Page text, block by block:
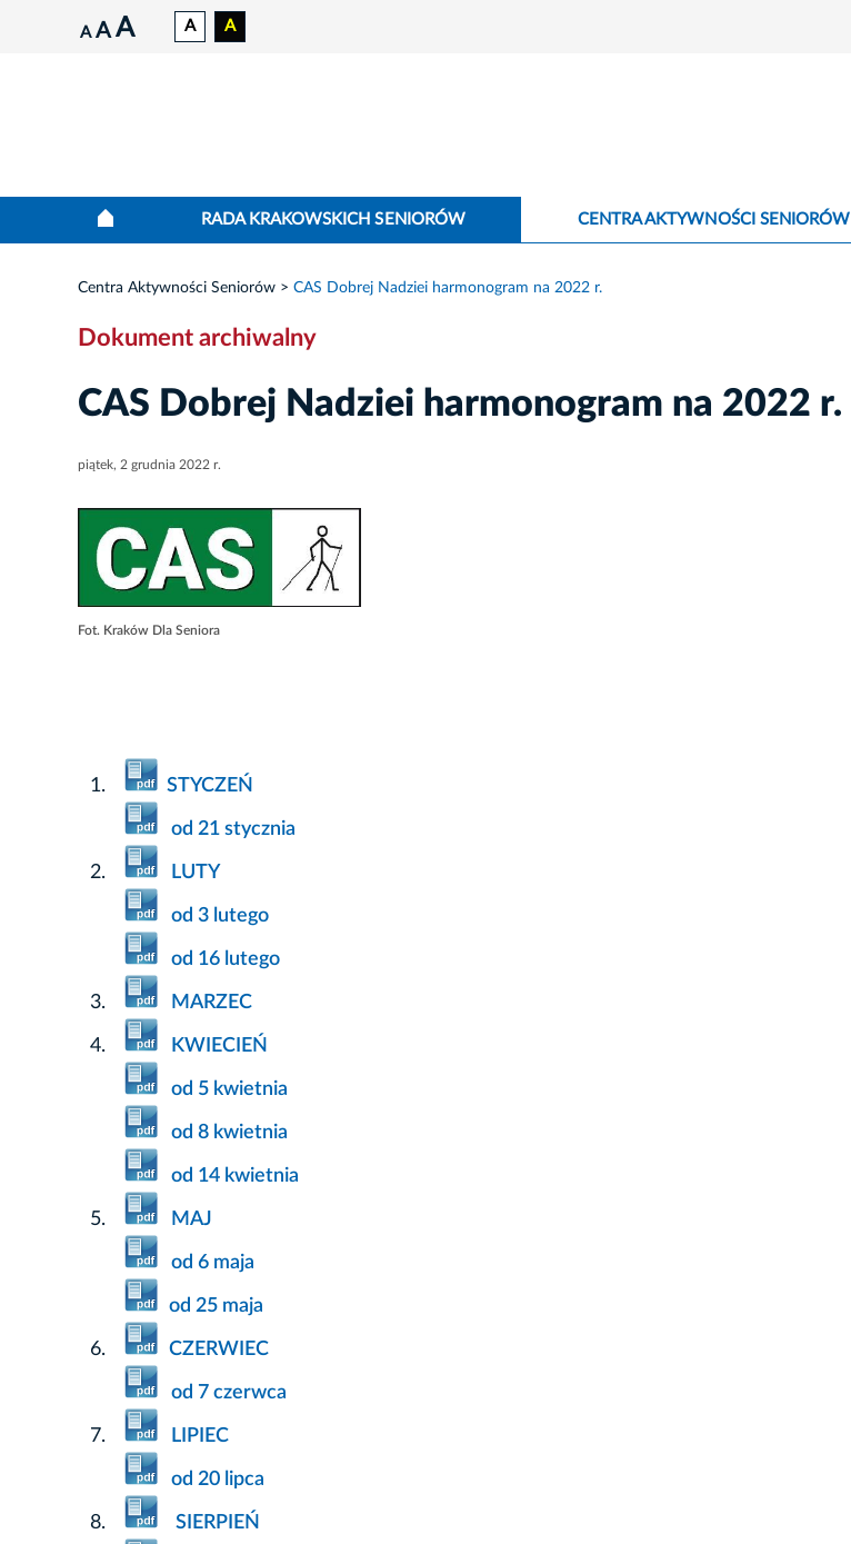
A A A A A
RADA KRAKOWSKICH SENIORÓW CENTRA AKTYWNOŚCI SENIORÓW
Centra Aktywności Seniorów CAS Dobrej Nadziei harmonogram na 2022 r.
Dokument archiwalny
CAS Dobrej Nadziei harmonogram na 2022 r.
piątek, 2 grudnia 2022 r.
Fot. Kraków Dla Seniora
STYCZEŃ
od 21 stycznia
LUTY
od 3 lutego
od 16 lutego
MARZEC
KWIECIEŃ
od 5 kwietnia
od 8 kwietnia
od 14 kwietnia
MAJ
od 6 maja
od 25 maja
CZERWIEC
od 7 czerwca
LIPIEC
od 20 lipca
SIERPIEŃ